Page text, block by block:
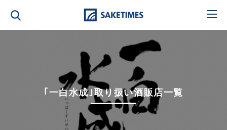
｢一白水成｣取り扱い酒販店一覧